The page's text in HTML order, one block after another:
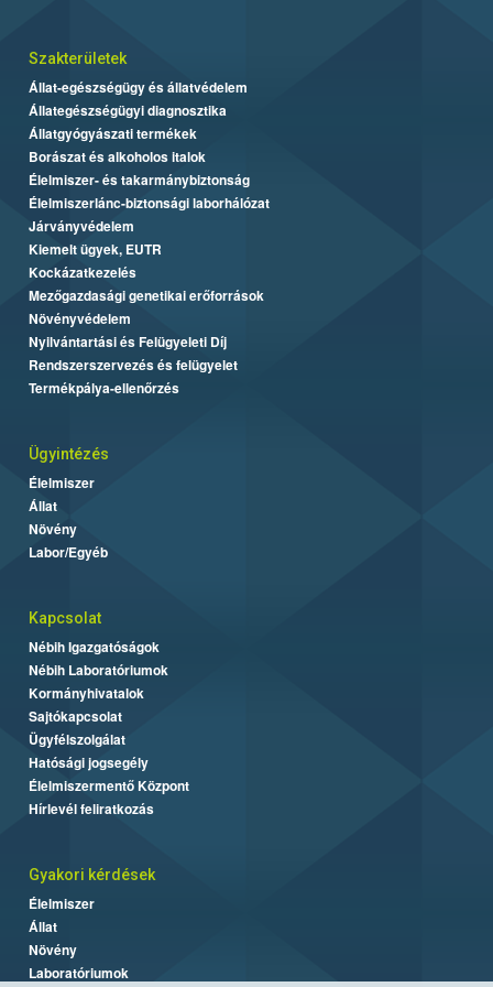
Szakterületek
Állat-egészségügy és állatvédelem
Állategészségügyi diagnosztika
Állatgyógyászati termékek
Borászat és alkoholos italok
Élelmiszer- és takarmánybiztonság
Élelmiszerlánc-biztonsági laborhálózat
Járványvédelem
Kiemelt ügyek, EUTR
Kockázatkezelés
Mezőgazdasági genetikai erőforrások
Növényvédelem
Nyilvántartási és Felügyeleti Díj
Rendszerszervezés és felügyelet
Termékpálya-ellenőrzés
Ügyintézés
Élelmiszer
Állat
Növény
Labor/Egyéb
Kapcsolat
Nébih Igazgatóságok
Nébih Laboratóriumok
Kormányhivatalok
Sajtókapcsolat
Ügyfélszolgálat
Hatósági jogsegély
Élelmiszermentő Központ
Hírlevél feliratkozás
Gyakori kérdések
Élelmiszer
Állat
Növény
Laboratóriumok